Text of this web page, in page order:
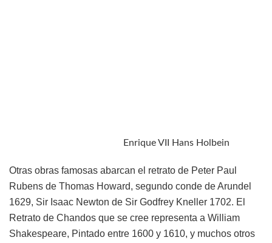
Enrique VII Hans Holbein
Otras obras famosas abarcan el retrato de Peter Paul
Rubens de Thomas Howard, segundo conde de Arundel
1629, Sir Isaac Newton de Sir Godfrey Kneller 1702. El
Retrato de Chandos que se cree representa a William
Shakespeare, Pintado entre 1600 y 1610, y muchos otros